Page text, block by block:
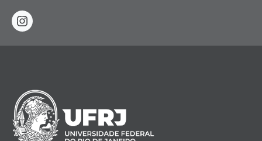
instagram